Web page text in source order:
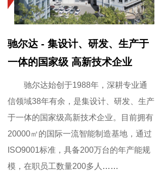
驰尔达 - 集设计、研发、生产于
一体的国家级 高新技术企业
驰尔达始创于1988年，深耕专业通
信领域38年有余，是集设计、研发、生产
于一体的国家级高新技术企业。目前拥有
20000㎡的国际一流智能制造基地，通过
ISO9001标准，具备200万台的年产能规
模，在职员工数量200多人 ……